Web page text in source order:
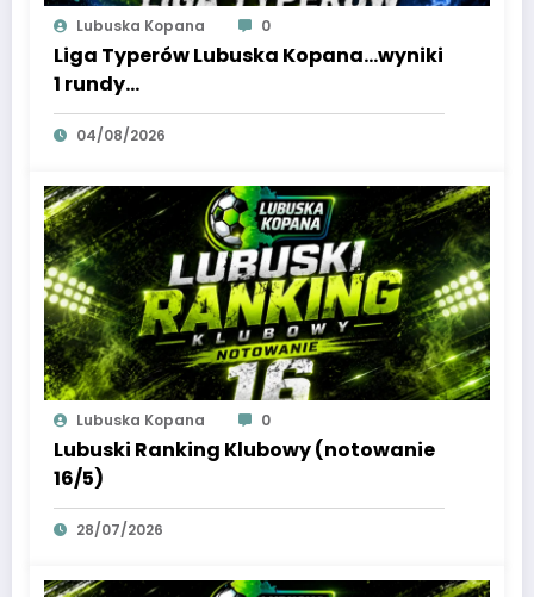
Lubuska Kopana 0
Liga Typerów Lubuska Kopana…wyniki
1 rundy…
04/08/2026
Lubuska Kopana 0
Lubuski Ranking Klubowy (notowanie
16/5)
28/07/2026